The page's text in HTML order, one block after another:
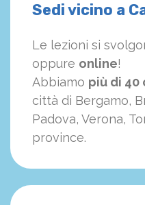
Sedi vicino a
Le lezioni si
oppure online!
Abbiamo più di
città di Bergamo,
Padova, Verona,
province.